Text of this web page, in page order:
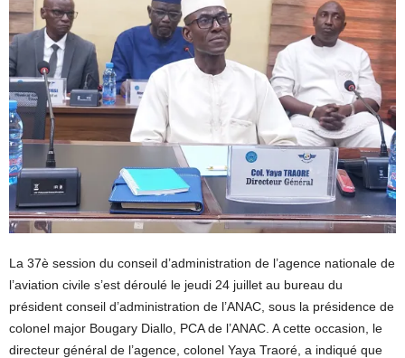
La 37è session du conseil d’administration de l’agence nationale de
l’aviation civile s’est déroulé le jeudi 24 juillet au bureau du
président conseil d’administration de l’ANAC, sous la présidence de
colonel major Bougary Diallo, PCA de l’ANAC. A cette occasion, le
directeur général de l’agence, colonel Yaya Traoré, a indiqué que